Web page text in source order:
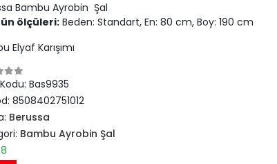
Bambu Ayrobin Şal
ölçüleri:Beden: Standart, En: 80 cm, Boy: 190 cm
Elyaf Karışımı
Bas9935
8508402751012
Berussa
Bambu Ayrobin Şal
8